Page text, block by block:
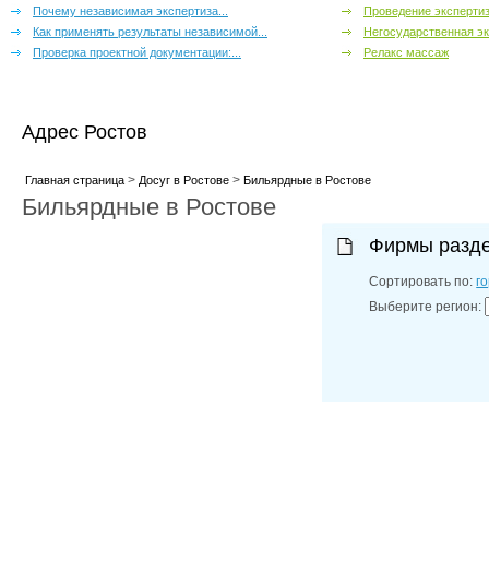
Почему независимая экспертиза...
Как применять результаты независимой...
Проверка проектной документации:...
Проведение
Негосударственная
Релакс массаж
Адрес Ростов
Главная страница> Досуг в Ростове> Бильярдные в Ростове
Бильярдные в Ростове
Фирмы
Сортировать по:
Выберите регион: